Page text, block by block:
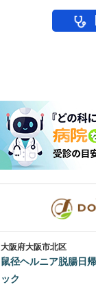
大阪府大阪市北区
鼠径ヘルニア脱腸日
ック